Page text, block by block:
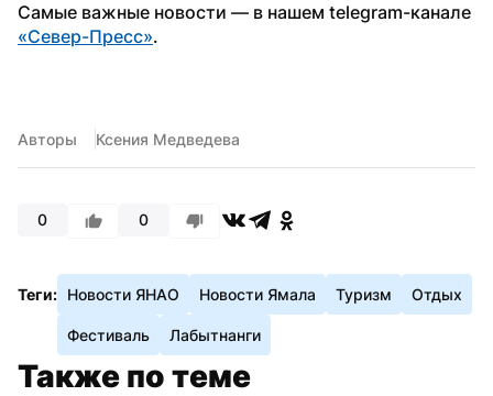
«Север-Пресс».
Авторы Ксения Медведева
0 0
Теги: Новости ЯНАО Новости Ямала Туризм Отдых
Фестиваль Лабытнанги
Также по теме